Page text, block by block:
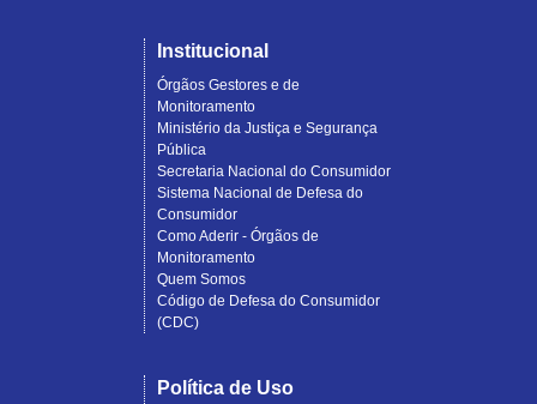
Institucional
Órgãos Gestores e de
Monitoramento
Ministério da Justiça e Segurança
Pública
Secretaria Nacional do Consumidor
Sistema Nacional de Defesa do
Consumidor
Como Aderir - Órgãos de
Monitoramento
Quem Somos
Código de Defesa do Consumidor
(CDC)
Política de Uso